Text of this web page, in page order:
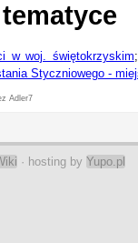
w woj. świętokrzyskim
Styczniowego -
Adler7
· hosting by Yupo.pl